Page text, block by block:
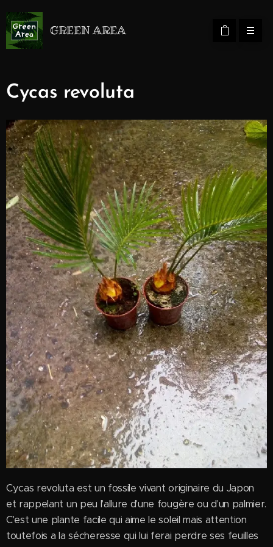
GREEN AREA
Cycas revoluta
Cycas revoluta est un fossile vivant originaire du Japon
et rappelant un peu l'allure d'une fougère ou d'un palmier.
C'est une plante facile qui aime le soleil mais attention
toutefois a la sécheresse qui lui ferai perdre ses feuilles